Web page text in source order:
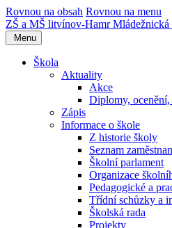
Rovnou na obsah Rovnou na menu
ZŠ a MŠ litvínov-HamrMládežnická
Menu
Škola
Aktuality
Akce
Diplomy,
Zápis
Informace o škole
Z historie školy
Seznam
Školní parlament
Organizace
Pedagogické a
Třídní schůzky a
Školská rada
Projekty